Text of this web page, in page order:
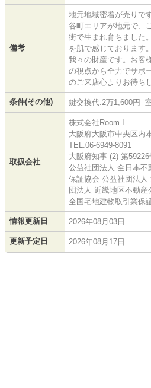
備考
地元地域密着が売りで
谷町エリアが地元で、
街で生まれ育ちました
を肌で感じております
我々の財産です。お客
の視点から全力でサポ
のご来店心よりお待ち
条件(その他) 鍵交換代:2万1,600円
取扱会社
株式会社Room I
大阪府大阪市中央区内
TEL:06-6949-8091
大阪府知事 (2) 第59226
公益社団法人 全日本
保証協会 公益社団法
団法人 近畿地区不動
全国宅地建物取引業保
情報更新日 2026年08月03日
更新予定日 2026年08月17日